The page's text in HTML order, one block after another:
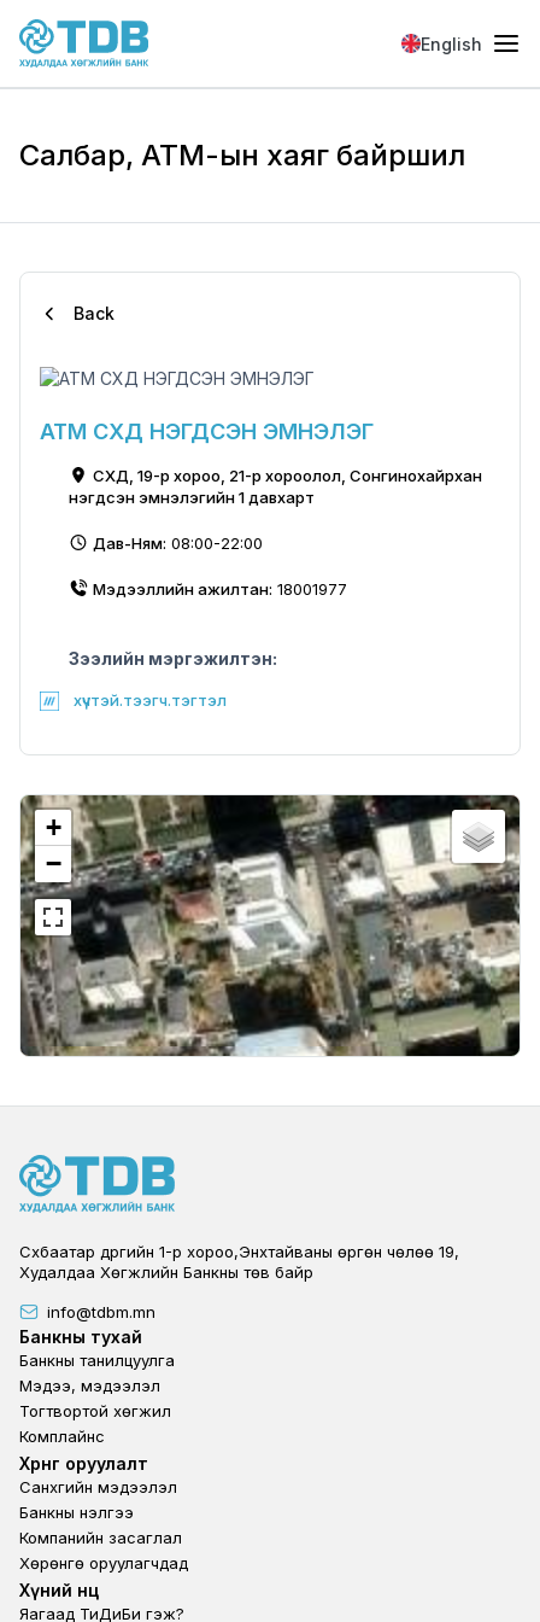
Skip to main content
English
Салбар, АТМ-ын хаяг байршил
Back
АТМ СХД НЭГДСЭН ЭМНЭЛЭГ
СХД, 19-р хороо, 21-р хороолол, Сонгинохайрхан
нэгдсэн эмнэлэгийн 1 давхарт
Дав-Ням: 08:00-22:00
Мэдээллийн ажилтан: 18001977
Зээлийн мэргэжилтэн:
хүчтэй.тээгч.тэгтэл
+
−
Сүхбаатар дүүргийн 1-р хороо,Энхтайваны өргөн чөлөө 19,
Худалдаа Хөгжлийн Банкны төв байр
info@tdbm.mn
Footer
Банкны тухай
Банкны танилцуулга
Мэдээ, мэдээлэл
Тогтвортой хөгжил
Комплайнс
Footer third
Хөрөнгө оруулалт
Санхүүгийн мэдээлэл
Банкны үнэлгээ
Компанийн засаглал
Хөрөнгө оруулагчдад
Footer second
Хүний нөөц
Яагаад ТиДиБи гэж?